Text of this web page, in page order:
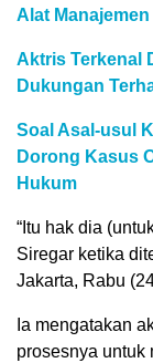
Alat
Aktris Terkenal
Dukungan
Soal Asal-usul
Dorong Kasus
Hukum
“Itu hak dia
Siregar ketika
Jakarta, Rabu
Ia mengatakan
prosesnya untuk